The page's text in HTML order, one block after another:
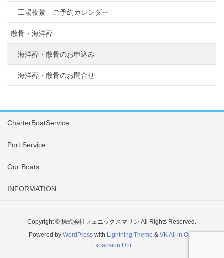
工場夜景 ご予約カレンダー
散骨・海洋葬
海洋葬・散骨のお申込み
海洋葬・散骨のお問合せ
CharterBoatService
Port Service
Our Boats
INFORMATION
Copyright © 株式会社フェニックスマリン All Rights Reserved.
Powered by WordPresswith Lightning Theme & VK All in One
Expansion Unit